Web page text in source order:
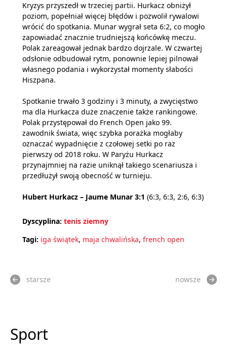
Kryzys przyszedł w trzeciej partii. Hurkacz obniżył
poziom, popełniał więcej błędów i pozwolił rywalowi
wrócić do spotkania. Munar wygrał seta 6:2, co mogło
zapowiadać znacznie trudniejszą końcówkę meczu.
Polak zareagował jednak bardzo dojrzale. W czwartej
odsłonie odbudował rytm, ponownie lepiej pilnował
własnego podania i wykorzystał momenty słabości
Hiszpana.
Spotkanie trwało 3 godziny i 3 minuty, a zwycięstwo
ma dla Hurkacza duże znaczenie także rankingowe.
Polak przystępował do French Open jako 99.
zawodnik świata, więc szybka porażka mogłaby
oznaczać wypadnięcie z czołowej setki po raz
pierwszy od 2018 roku. W Paryżu Hurkacz
przynajmniej na razie uniknął takiego scenariusza i
przedłużył swoją obecność w turnieju.
Hubert Hurkacz – Jaume Munar 3:1 (6:3, 6:3, 2:6, 6:3)
Dyscyplina: tenis ziemny
Tagi: iga świątek, maja chwalińska, french open
starsze nowsze
Sport